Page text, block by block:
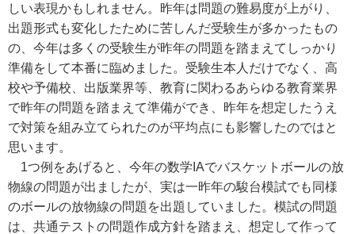
しい表現かもしれません。昨年は問題の難易度が上がり、
出題形式も変化したために苦しんだ受験生が多かったもの
の、今年は多くの受験生が昨年の問題を踏まえてしっかり
準備をして本番に臨めました。受験生本人だけでなく、高
校や予備校、出版業界等、教育に関わるあらゆる教育業界
で昨年の問題を踏まえて準備ができ、昨年を想定したうえ
で対策を組み立てられたのが平均点にも影響したのではと
思います。
1つ例をあげると、今年の数学IAでバスケットボールの放
物線の問題が出ましたが、実は一昨年の駿台模試でも同様
のボールの放物線の問題を出題していました。模試の問題
は、共通テストの問題作成方針を踏まえ、想定して作って